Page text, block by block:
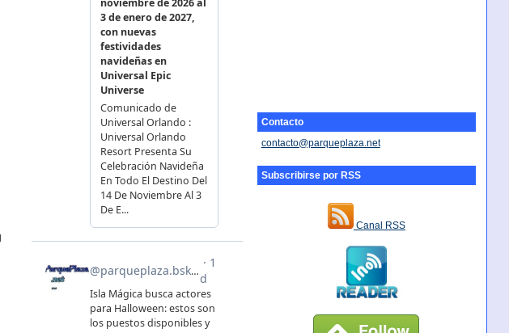
Contacto
contacto@parqueplaza.net
Subscribirse por RSS
Canal RSS